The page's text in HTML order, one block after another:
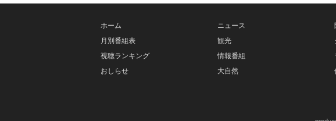
ホーム
月別番組表
視聴ランキング
おしらせ
ニュース
観光
情報番組
大自然